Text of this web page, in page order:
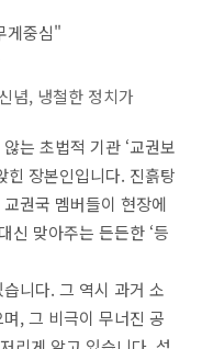
게중심"
념, 냉철한 정치가
는 초법적 기관 ‘교권보
힌 장본인입니다. 진흙탕
권국 멤버들이 현장에
신 맞아주는 든든한 ‘등
니다. 그 역시 과거 소
, 그 비극이 무너진 공